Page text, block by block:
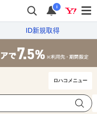
i
ID新規取得
ロハコメニュー